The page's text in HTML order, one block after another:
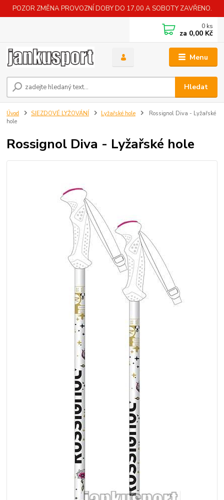
POZOR ZMĚNA PROVOZNÍ DOBY DO 17,00 A SOBOTY ZAVŘENO.
Menu
Hledat
0 ks
za 0,00 Kč
Úvod SJEZDOVÉ LYŽOVÁNÍ Lyžařské hole
Rossignol Diva - Lyžařské
hole
Rossignol Diva - Lyžařské hole